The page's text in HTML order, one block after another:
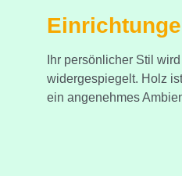
Ihr persönlicher Stil
widergespiegelt. Holz
ein angenehmes